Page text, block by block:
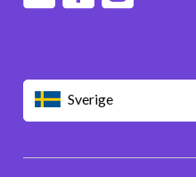
Sverige